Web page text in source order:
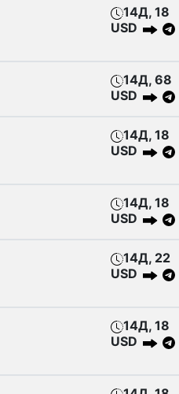
14Д, 18
USD
14Д, 68
USD
14Д, 18
USD
14Д, 18
USD
14Д, 22
USD
14Д, 18
USD